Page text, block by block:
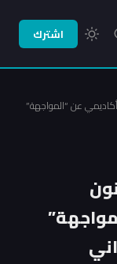
اشترك
أكاديمي عن “المواجهة”